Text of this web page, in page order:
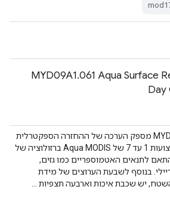
‫MYD09A1.061 Aqua Surface
Day
מוצר MYD09A1 V6.1 מספק הערכה של ההחזרה הספקטרלית
של פני השטח ברצועות 1 עד 7 של Aqua MODIS ברזולוציה של
בהתאם לתנאים האטמוספריים כמו גזים,
ריילי. בנוסף לשבעת הערוצים של מידת
יש שכבת איכות וארבעה תצפיות …